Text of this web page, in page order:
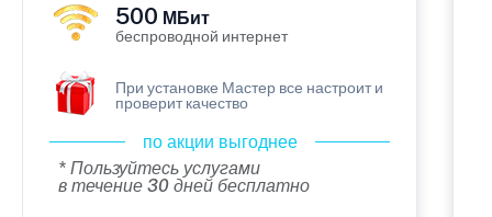
500 МБит
беспроводной интернет
При установке Мастер все настроит и
проверит качество
по акции выгоднее
* Пользуйтесь услугами
в течение 30 дней бесплатно